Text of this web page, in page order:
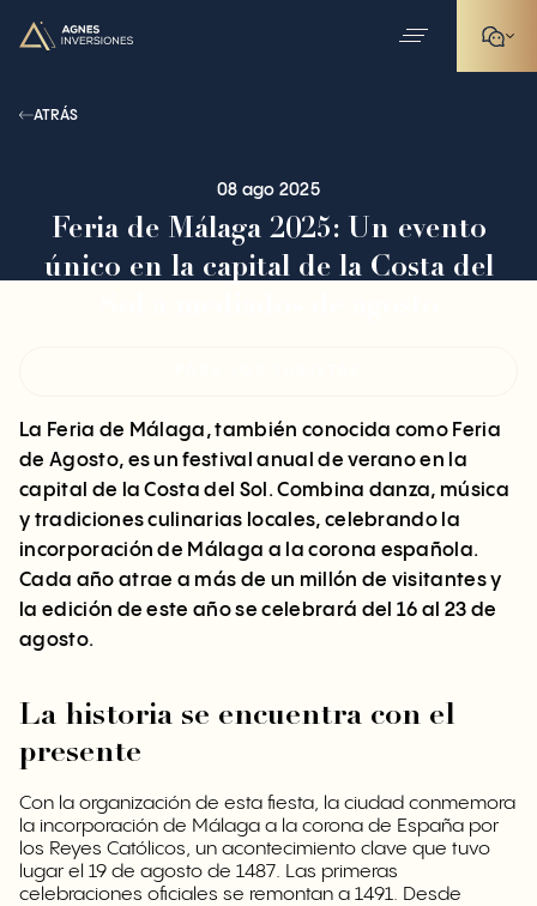
ATRÁS
08 ago 2025
Feria de Málaga 2025: Un evento
único en la capital de la Costa del
La Feria de Málaga, también conocida como Feria
de Agosto, es un festival anual de verano en la
capital de la Costa del Sol. Combina danza, música
y tradiciones culinarias locales, celebrando la
incorporación de Málaga a la corona española.
Cada año atrae a más de un millón de visitantes y
la edición de este año se celebrará del 16 al 23 de
agosto.
La historia se encuentra con el
presente
Con la organización de esta fiesta, la ciudad conmemora
la incorporación de Málaga a la corona de España por
los Reyes Católicos, un acontecimiento clave que tuvo
lugar el 19 de agosto de 1487. Las primeras
celebraciones oficiales se remontan a 1491. Desde